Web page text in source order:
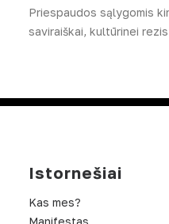
Priespaudos sąlygomis
saviraiškai, kultūrinei
Istornešiai
Kas mes?
Manifestas